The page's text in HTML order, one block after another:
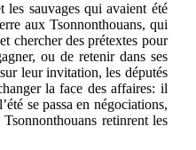
les sauvages qui avaient été
aux Tsonnonthouans, qui
chercher des prétextes pour
ou de retenir dans ses
leur invitation, les députés
la face des affaires: il
se passa en négociations,
retinrent les